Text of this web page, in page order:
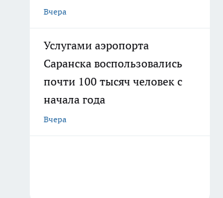
Вчера
Услугами аэропорта
Саранска воспользовались
почти 100 тысяч человек с
начала года
Вчера